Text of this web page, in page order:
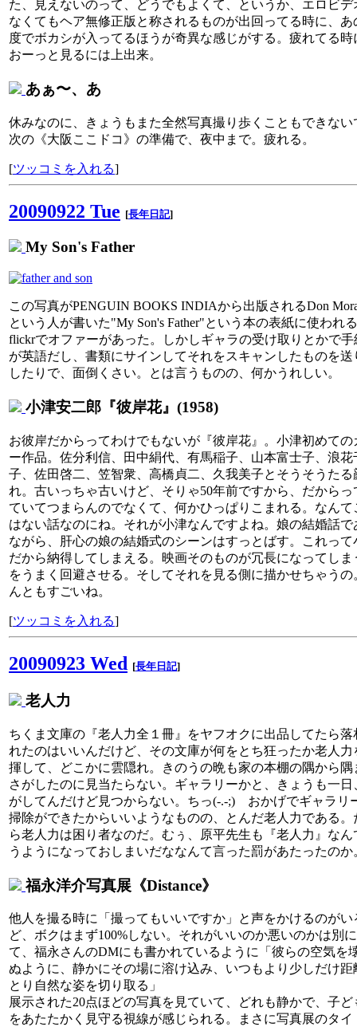
た、見えないのって、どうでもよくて、というか、エロビデ
なくてもヘア無修正版と称されるものが出回ってる時に、あ
度でボカシが入ってるほうが奇異な感じがする。疲れてる時
おーっと見るには上出来。
あぁ〜、あ
休みなのに、きょうもまた全然写真撮り歩くこともできない
次の《大阪ここドコ》の準備で、夜中まで。疲れる。
[ツッコミを入れる]
20090922 Tue [長年日記]
My Son's Father
この写真がPENGUIN BOOKS INDIAから出版されるDon
という人が書いた"My Son's Father"という本の表紙に使われ
flickrでオファーがあった。しかしギャラの受け取りとかで手
が英語だし、書類にサインしてそれをスキャンしたものを送
したりで、面倒くさい。とは言うものの、何かうれしい。
小津安二郎『彼岸花』(1958)
お彼岸だからってわけでもないが『彼岸花』。小津初めての
ー作品。佐分利信、田中絹代、有馬稲子、山本富士子、浪花
子、佐田啓二、笠智衆、高橋貞二、久我美子とそうそうたる
れ。古いっちゃ古いけど、そりゃ50年前ですから、だからっ
ていてつまらんのでなくて、何かひっぱりこまれる。なんて
はない話なのにね。それが小津なんですよね。娘の結婚話で
ながら、肝心の娘の結婚式のシーンはすっとばす。これって
だから納得してしまえる。映画そのものが冗長になってしま
をうまく回避させる。そしてそれを見る側に描かせちゃうの
んともすごいね。
[ツッコミを入れる]
20090923 Wed [長年日記]
老人力
ちくま文庫の『老人力全１冊』をヤフオクに出品してたら落
れたのはいいんだけど、その文庫が何をとち狂ったか老人力
揮して、どこかに雲隠れ。きのうの晩も家の本棚の隅から隅
さがしたのに見当たらない。ギャラリーかと、きょうも一日
がしてんだけど見つからない。ちっ(-.-;) おかげでギャラリ
掃除ができたからいいようなものの、とんだ老人力である。
ら老人力は困り者なのだ。むぅ、原平先生も『老人力』なん
うようになっておしまいだななんて言った罰があたったのか
福永洋介写真展《Distance》
他人を撮る時に「撮ってもいいですか」と声をかけるのがい
ど、ボクはまず100%しない。それがいいのか悪いのかは別
て、福永さんのDMにも書かれているように「彼らの空気を
ぬように、静かにその場に溶け込み、いつもより少しだけ距
とり自然な姿を切り取る」
展示された20点ほどの写真を見ていて、どれも静かで、子ど
をあたたかく見守る視線が感じられる。まさに写真展のタイ